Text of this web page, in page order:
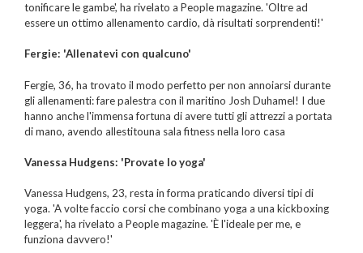
tonificare le gambe', ha rivelato a People magazine. 'Oltre ad
essere un ottimo allenamento cardio, dà risultati sorprendenti!'
Fergie: 'Allenatevi con qualcuno'
Fergie, 36, ha trovato il modo perfetto per non annoiarsi durante
gli allenamenti: fare palestra con il maritino Josh Duhamel! I due
hanno anche l'immensa fortuna di avere tutti gli attrezzi a portata
di mano, avendo allestitouna sala fitness nella loro casa
Vanessa Hudgens: 'Provate lo yoga'
Vanessa Hudgens, 23, resta in forma praticando diversi tipi di
yoga. 'A volte faccio corsi che combinano yoga a una kickboxing
leggera', ha rivelato a People magazine. 'È l'ideale per me, e
funziona davvero!'